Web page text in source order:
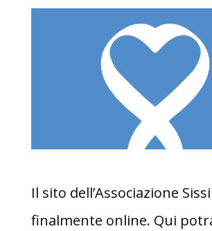
Il sito dell’Associazione
finalmente online. Qui